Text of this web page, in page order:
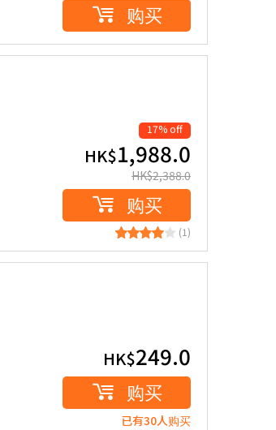
购买
17% off
HK$1,988.0
HK$2,388.0
购买
(1)
HK$249.0
购买
已有30人购买